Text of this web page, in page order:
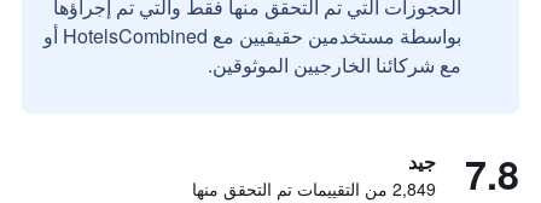
الحجوزات التي تم التحقق منها فقط والتي تم إجراؤها
بواسطة مستخدمين حقيقيين مع HotelsCombined أو
مع شركائنا الخارجيين الموثوقين.
7.8 جيد
2,849 من التقييمات تم التحقق منها